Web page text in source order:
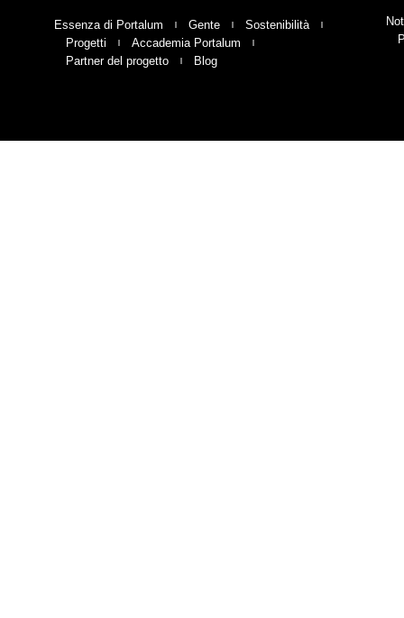
Essenza di Portalum Gente
Sostenibilità
Progetti
Accademia Portalum
Partner del progetto
Blog